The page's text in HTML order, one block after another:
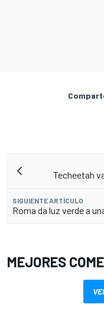
Techeetah
SIGUIENTE ARTÍCULO
Roma da luz verde a
MEJORES